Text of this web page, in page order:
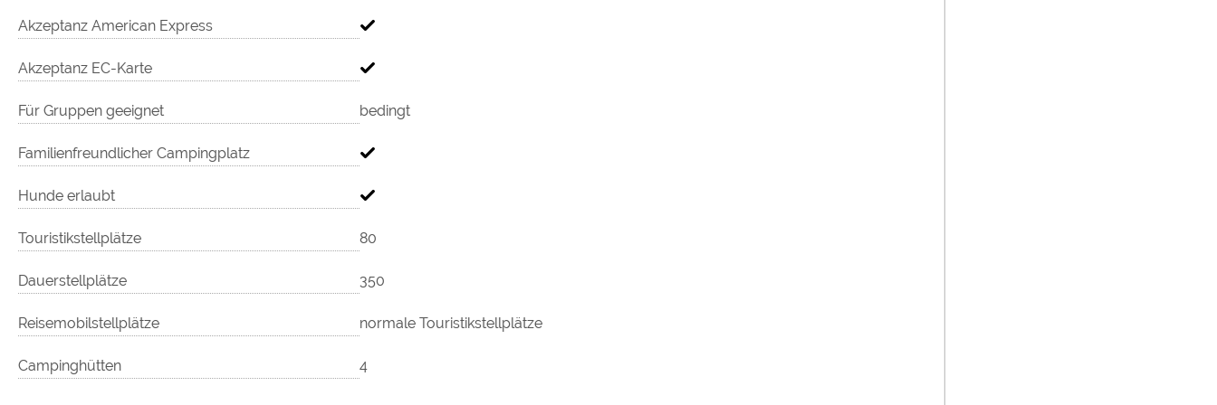
Akzeptanz American Express
Akzeptanz EC-Karte
Für Gruppen geeignet bedingt
Familienfreundlicher Campingplatz
Hunde erlaubt
Touristikstellplätze 80
Dauerstellplätze 350
Reisemobilstellplätze normale Touristikstellplätze
Campinghütten 4